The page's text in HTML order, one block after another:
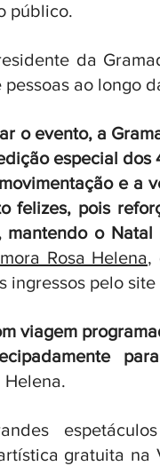
público.
da
ao longo
o evento, a
especial dos
e a
felizes, pois
mantendo o
Rosa Helena,
ingressos pelo
viagem
Helena.
gratuita